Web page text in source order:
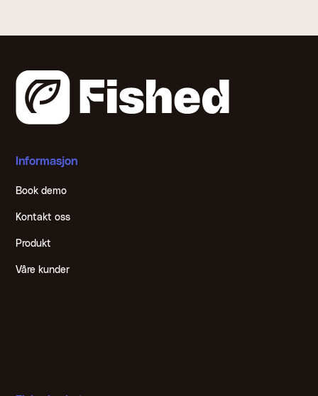
Informasjon
Book demo
Kontakt oss
Produkt
Våre kunder